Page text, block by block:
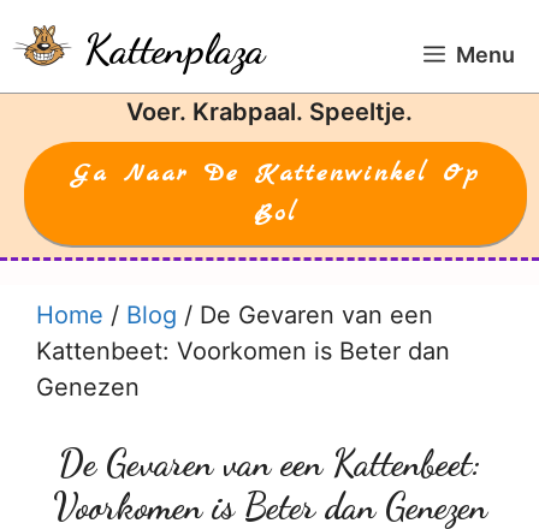
naar
de
Kattenplaza Menu
Voer. Krabpaal. Speeltje.
Ga Naar De Kattenwinkel Op
Bol
Home / Blog / De Gevaren van een
Kattenbeet: Voorkomen is Beter dan
Genezen
De Gevaren van een Kattenbeet:
Voorkomen is Beter dan Genezen